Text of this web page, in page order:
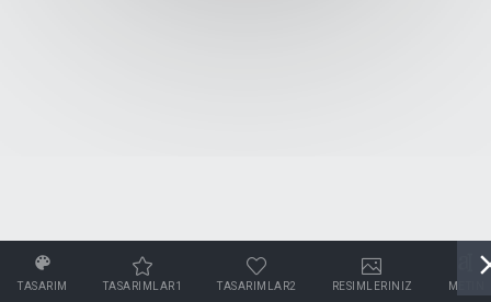
TASARIM TASARIMLAR1 TASARIMLAR2 RESIMLERINIZ METIN